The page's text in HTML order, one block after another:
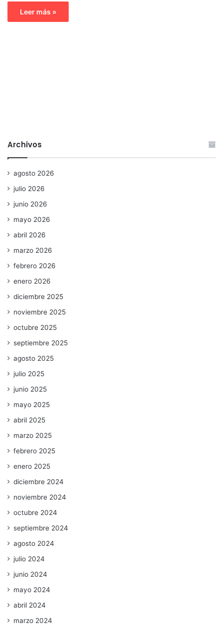
Leer más »
Archivos
agosto 2026
julio 2026
junio 2026
mayo 2026
abril 2026
marzo 2026
febrero 2026
enero 2026
diciembre 2025
noviembre 2025
octubre 2025
septiembre 2025
agosto 2025
julio 2025
junio 2025
mayo 2025
abril 2025
marzo 2025
febrero 2025
enero 2025
diciembre 2024
noviembre 2024
octubre 2024
septiembre 2024
agosto 2024
julio 2024
junio 2024
mayo 2024
abril 2024
marzo 2024